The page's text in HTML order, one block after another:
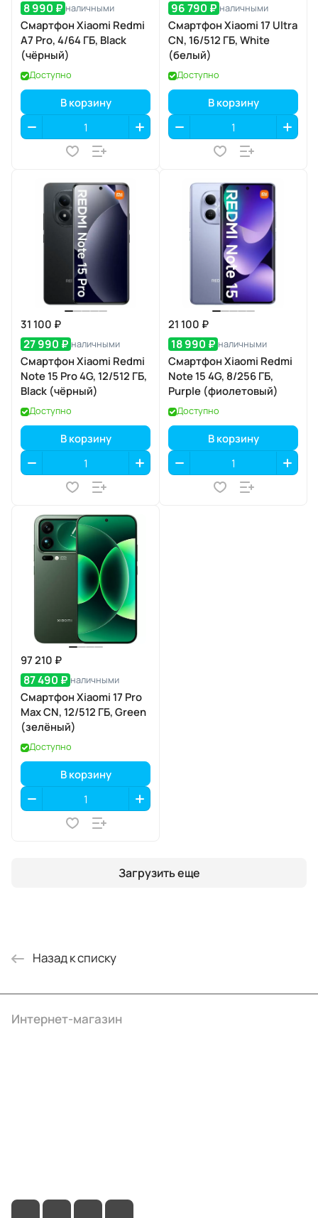
8 990 ₽ наличными
Смартфон Xiaomi Redmi
A7 Pro, 4/64 ГБ, Black
(чёрный)
Доступно
В корзину
96 790 ₽ наличными
Смартфон Xiaomi 17 Ultra
CN, 16/512 ГБ, White
(белый)
Доступно
В корзину
31 100 ₽
27 990 ₽ наличными
Смартфон Xiaomi Redmi
Note 15 Pro 4G, 12/512 ГБ,
Black (чёрный)
Доступно
В корзину
21 100 ₽
18 990 ₽ наличными
Смартфон Xiaomi Redmi
Note 15 4G, 8/256 ГБ,
Purple (фиолетовый)
Доступно
В корзину
97 210 ₽
87 490 ₽ наличными
Смартфон Xiaomi 17 Pro
Max CN, 12/512 ГБ, Green
(зелёный)
Доступно
В корзину
Загрузить еще
Назад к списку
Интернет-магазин